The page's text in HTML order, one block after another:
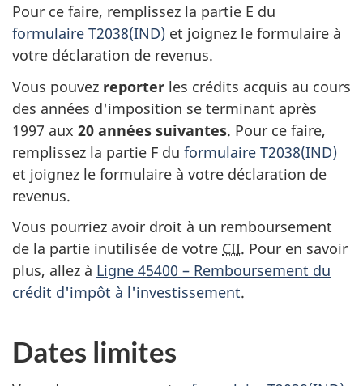
Pour ce faire, remplissez la partie E du
formulaire T2038(IND) et joignez le formulaire à
votre déclaration de revenus.
Vous pouvez reporter les crédits acquis au cours
des années d'imposition se terminant après
1997 aux 20 années suivantes. Pour ce faire,
remplissez la partie F du formulaire T2038(IND)
et joignez le formulaire à votre déclaration de
revenus.
Vous pourriez avoir droit à un remboursement
de la partie inutilisée de votre CII. Pour en savoir
plus, allez à Ligne 45400 – Remboursement du
crédit d'impôt à l'investissement.
Dates limites